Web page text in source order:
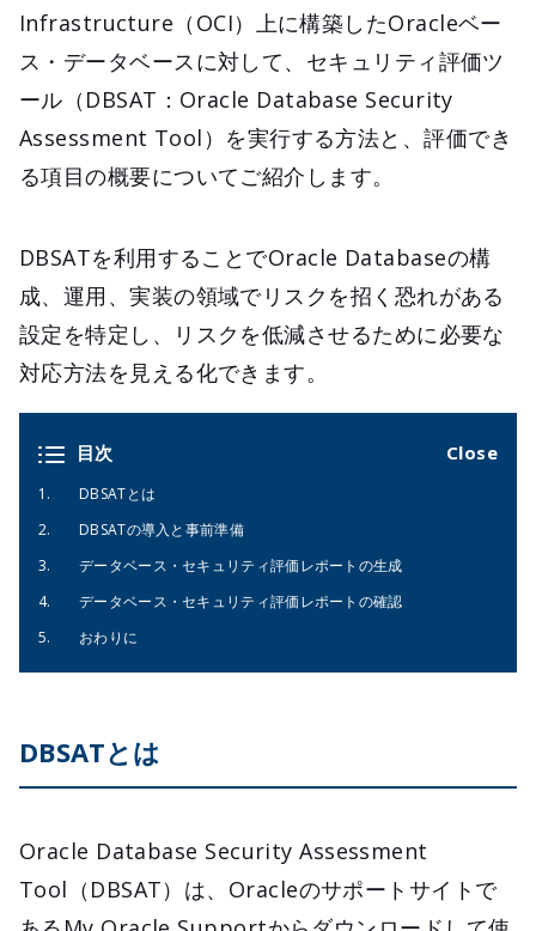
Infrastructure（OCI）上に構築したOracleベー
ス・データベースに対して、セキュリティ評価ツ
ール（DBSAT：Oracle Database Security
Assessment Tool）を実行する方法と、評価でき
る項目の概要についてご紹介します。
DBSATを利用することでOracle Databaseの構
成、運用、実装の領域でリスクを招く恐れがある
設定を特定し、リスクを低減させるために必要な
対応方法を見える化できます。
目次
DBSATとは
DBSATの導入と事前準備
データベース・セキュリティ評価レポートの生成
データベース・セキュリティ評価レポートの確認
おわりに
DBSATとは
Oracle Database Security Assessment
Tool（DBSAT）は、Oracleのサポートサイトで